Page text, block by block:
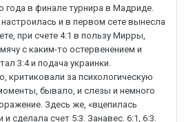
года в финале турнира в Мадриде.
и в первом сете вынесла
при счете 4:1 в пользу Мирры,
с каким-то остервенением и
3:4 и подача украинки.
критиковали за психологическую
бывало, и слезы и немного
Здесь же, «вцепилась
и сделала счет 5:3. Занавес. 6:1, 6:3.